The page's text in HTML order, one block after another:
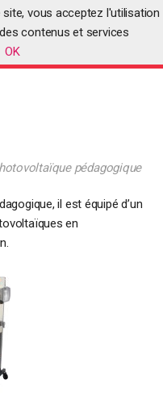
pédagogique
il est équipé d’un
en
vous acceptez l'utilisation
contenus et services
OK